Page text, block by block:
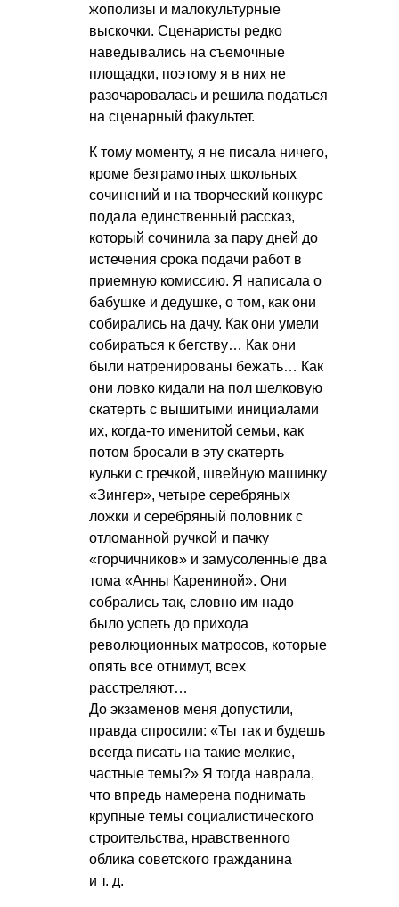
жополизы и малокультурные
выскочки. Сценаристы редко
наведывались на съемочные
площадки, поэтому я в них не
разочаровалась и решила податься
на сценарный факультет.
К тому моменту, я не писала ничего,
кроме безграмотных школьных
сочинений и на творческий конкурс
подала единственный рассказ,
который сочинила за пару дней до
истечения срока подачи работ в
приемную комиссию. Я написала о
бабушке и дедушке, о том, как они
собирались на дачу. Как они умели
собираться к бегству… Как они
были натренированы бежать… Как
они ловко кидали на пол шелковую
скатерть с вышитыми инициалами
их, когда-то именитой семьи, как
потом бросали в эту скатерть
кульки с гречкой, швейную машинку
«Зингер», четыре серебряных
ложки и серебряный половник с
отломанной ручкой и пачку
«горчичников» и замусоленные два
тома «Анны Карениной». Они
собрались так, словно им надо
было успеть до прихода
революционных матросов, которые
опять все отнимут, всех
расстреляют…
До экзаменов меня допустили,
правда спросили: «Ты так и будешь
всегда писать на такие мелкие,
частные темы?» Я тогда наврала,
что впредь намерена поднимать
крупные темы социалистического
строительства, нравственного
облика советского гражданина
и т. д.